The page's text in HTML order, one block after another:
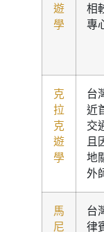
遊
學
相
專
克
拉
克
遊
學
台
近
交
且
地
外
馬
尼
台
律